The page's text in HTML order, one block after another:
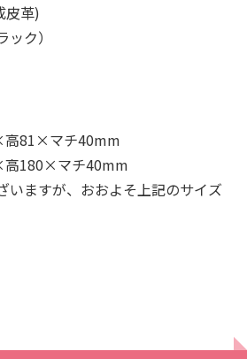
皮革)
ク）
高81×マチ40mm
高180×マチ40mm
ますが、おおよそ上記のサイズ